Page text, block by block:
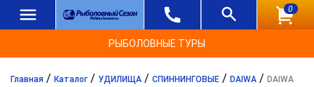
0
РЫБОЛОВНЫЕ ТУРЫ
Главная / Каталог / УДИЛИЩА / СПИННИНГОВЫЕ / DAIWA / DAIWA